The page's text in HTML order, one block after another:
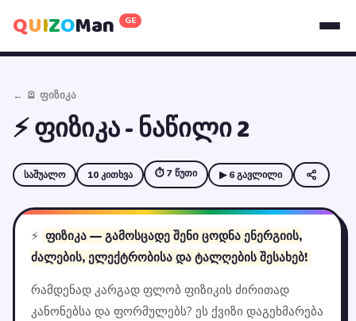
QUIZOMan GE
← 🪫 ფიზიკა
⚡ ფიზიკა - ნაწილი 2
საშუალო 10 კითხვა ⏱ 7 წუთი ▶ 6 გავლილი
⚡ ფიზიკა — გამოსცადე შენი ცოდნა ენერგიის,
ძალების, ელექტრობისა და ტალღების შესახებ!
რამდენად კარგად ფლობ ფიზიკის ძირითად
კანონებსა და ფორმულებს? ეს ქვიზი დაგეხმარება